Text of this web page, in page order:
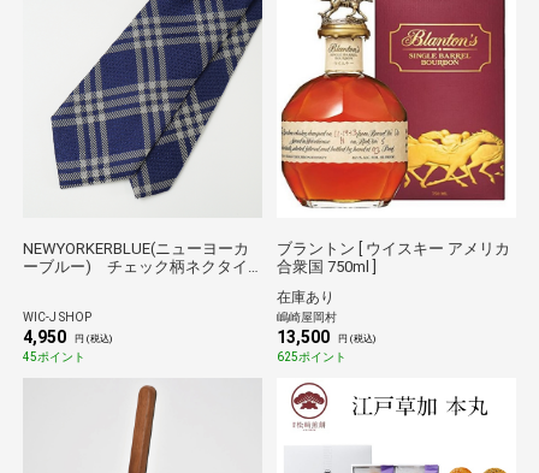
NEWYORKERBLUE(ニューヨーカ
ーブルー) チェック柄ネクタイ
WIC-J SHOP
4,950 円 (税込)
45ポイント
ブラントン [ ウイスキー アメリカ
合衆国 750ml ]
在庫あり
嶋崎屋岡村
13,500 円 (税込)
625ポイント